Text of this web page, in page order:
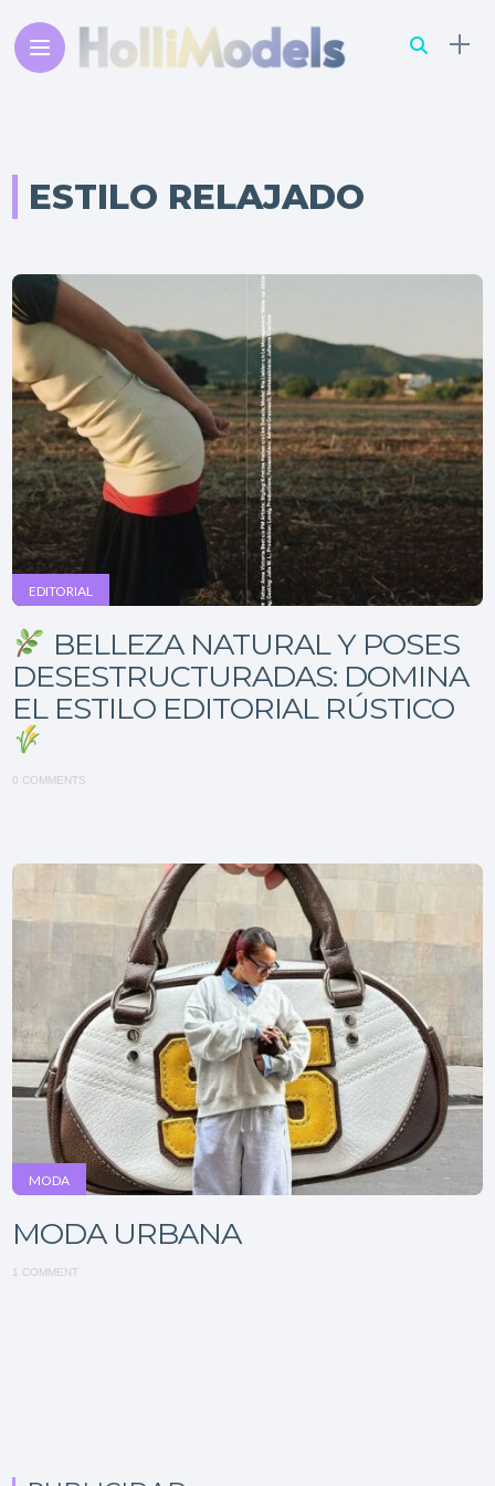
ESTILO RELAJADO
EDITORIAL
BELLEZA NATURAL Y POSES
DESESTRUCTURADAS: DOMINA
EL ESTILO EDITORIAL RÚSTICO
0 COMMENTS
MODA
MODA URBANA
1 COMMENT